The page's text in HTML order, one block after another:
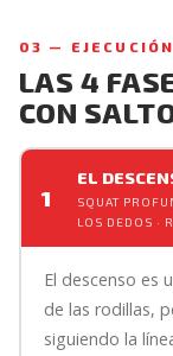
03 —
LAS 4
CON
1
EL
SQUAT
LOS DEDOS ·
El descenso es
de las rodillas,
siguiendo la